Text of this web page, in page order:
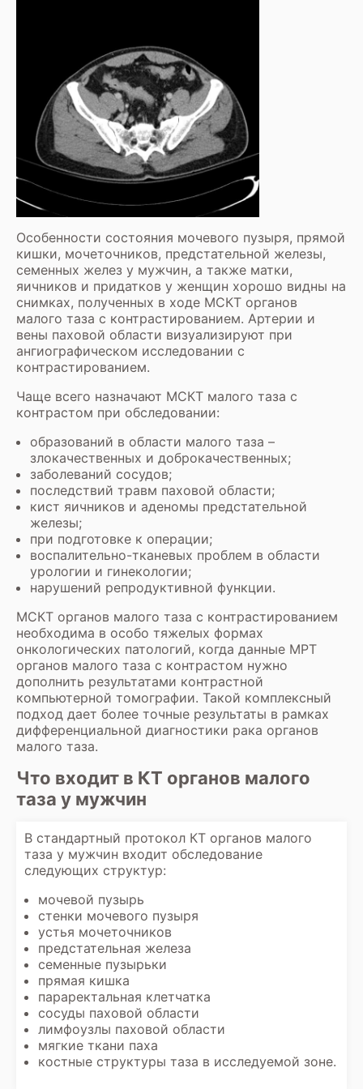
Особенности состояния мочевого пузыря, прямой
кишки, мочеточников, предстательной железы,
семенных желез у мужчин, а также матки,
яичников и придатков у женщин хорошо видны на
снимках, полученных в ходе МСКТ органов
малого таза с контрастированием. Артерии и
вены паховой области визуализируют при
ангиографическом исследовании с
контрастированием.
Чаще всего назначают МСКТ малого таза с
контрастом при обследовании:
образований в области малого таза –
злокачественных и доброкачественных;
заболеваний сосудов;
последствий травм паховой области;
кист яичников и аденомы предстательной
железы;
при подготовке к операции;
воспалительно-тканевых проблем в области
урологии и гинекологии;
нарушений репродуктивной функции.
МСКТ органов малого таза с контрастированием
необходима в особо тяжелых формах
онкологических патологий, когда данные МРТ
органов малого таза с контрастом нужно
дополнить результатами контрастной
компьютерной томографии. Такой комплексный
подход дает более точные результаты в рамках
дифференциальной диагностики рака органов
малого таза.
Что входит в КТ органов малого
таза у мужчин
В стандартный протокол КТ органов малого
таза у мужчин входит обследование
следующих структур:
мочевой пузырь
стенки мочевого пузыря
устья мочеточников
предстательная железа
семенные пузырьки
прямая кишка
параректальная клетчатка
сосуды паховой области
лимфоузлы паховой области
мягкие ткани паха
костные структуры таза в исследуемой зоне.